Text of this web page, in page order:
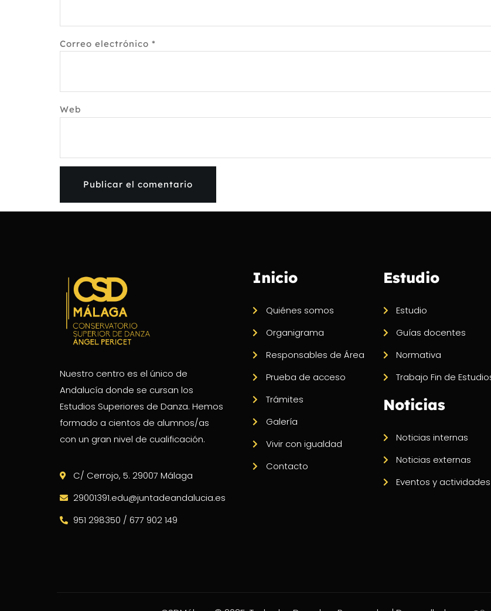
Correo electrónico *
Web
Nuestro centro es el único de
Andalucía donde se cursan los
Estudios Superiores de Danza. Hemos
formado a cientos de alumnos/as
con un gran nivel de cualificación.
C/ Cerrojo, 5. 29007 Málaga
29001391.edu@juntadeandalucia.es
951 298350 / 677 902 149
Inicio
Quiénes somos
Organigrama
Responsables de Área
Prueba de acceso
Trámites
Galería
Vivir con igualdad
Contacto
Estudio
Estudio
Guías docentes
Normativa
Trabajo Fin de
Noticias
Noticias internas
Noticias externas
Eventos y actividades